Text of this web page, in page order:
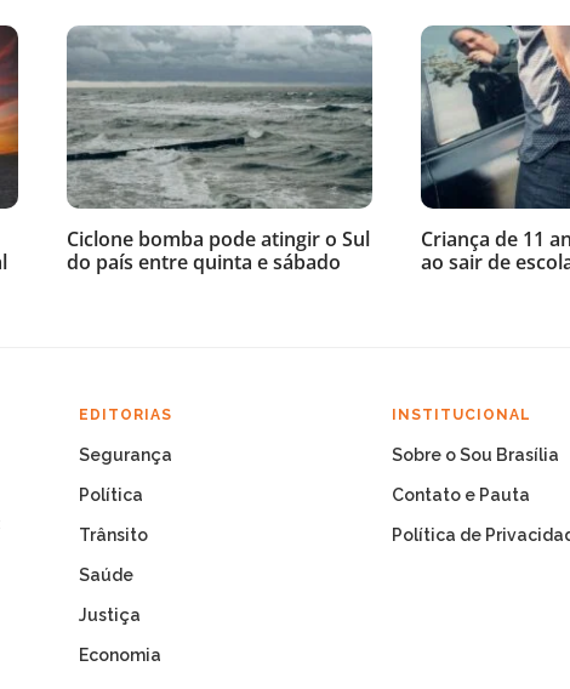
Ciclone bomba pode atingir o Sul
do país entre quinta e sábado
Criança de 11
ao sair de
EDITORIAS
Segurança
Política
Trânsito
Saúde
Justiça
Economia
INSTITUCIONAL
Sobre o Sou Brasília
Contato e Pauta
Política de